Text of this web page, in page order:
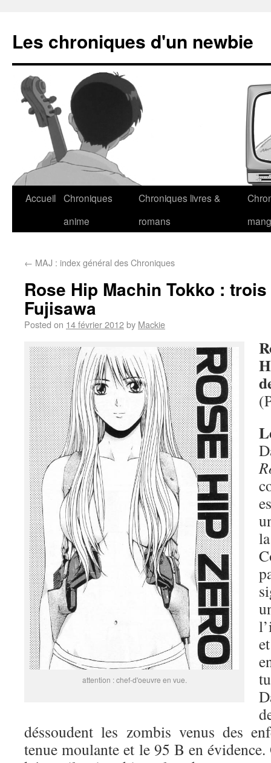
Les chroniques d'un newbie
Accueil Chroniques
anime
Chroniques livres &
romans
← MAJ : index général des Chroniques
Rose Hip Machin Tokko :
Fujisawa
Posted on 14 février 2012by Mackie
attention : chef-d'oeuvre en vue.
déssoudent les zombis venus des
tenue moulante et le 95 B en